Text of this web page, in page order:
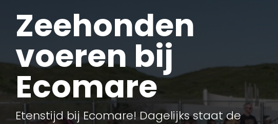
Zeehonden
voeren bij
Ecomare
Etenstijd bij Ecomare! Dagelijks staat de